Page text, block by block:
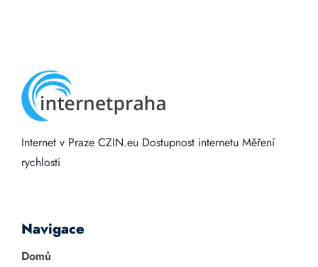
Internet v Praze CZIN.eu Dostupnost internetu Měření
rychlosti
Navigace
Domů